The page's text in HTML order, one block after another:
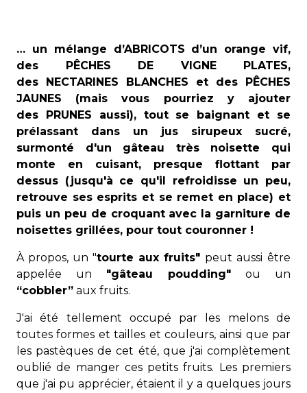
… un mélange d’ABRICOTS d’un orange vif,
des PÊCHES DE VIGNE PLATES,
des NECTARINES BLANCHES et des PÊCHES
JAUNES (mais vous pourriez y ajouter
des PRUNES aussi), tout se baignant et se
prélassant dans un jus sirupeux sucré,
surmonté d'un gâteau très noisette qui
monte en cuisant, presque flottant par
dessus (jusqu'à ce qu'il refroidisse un peu,
retrouve ses esprits et se remet en place) et
puis un peu de croquant avec la garniture de
noisettes grillées, pour tout couronner !
À propos, un "tourte aux fruits" peut aussi être
appelée un "gâteau poudding" ou un
“cobbler” aux fruits.
J'ai été tellement occupé par les melons de
toutes formes et tailles et couleurs, ainsi que par
les pastèques de cet été, que j'ai complètement
oublié de manger ces petits fruits. Les premiers
que j'ai pu apprécier, étaient il y a quelques jours